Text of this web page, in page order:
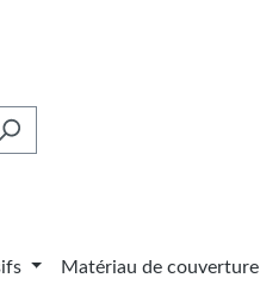
Matériau de couverture